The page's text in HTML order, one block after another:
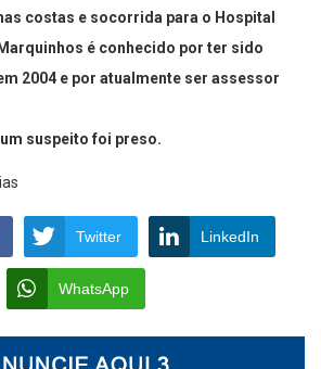
costas e socorrida para o Hospital
é conhecido por ter sido
2004 e por atualmente ser assessor
suspeito foi preso.
Twitter LinkedIn
WhatsApp